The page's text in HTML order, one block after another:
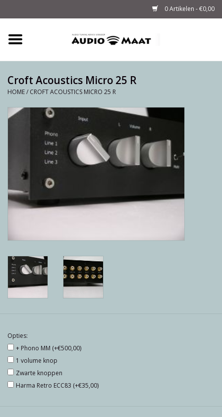
0 Artikelen - €0,00
Tuning
Powerstrips
Info
Blog
Merken
Croft Acoustics Micro 25 R
HOME/ CROFT ACOUSTICS MICRO 25 R
Opties:
+ Phono MM (+€500,00)
1 volume knop
Zwarte knoppen
Harma Retro ECC83 (+€35,00)